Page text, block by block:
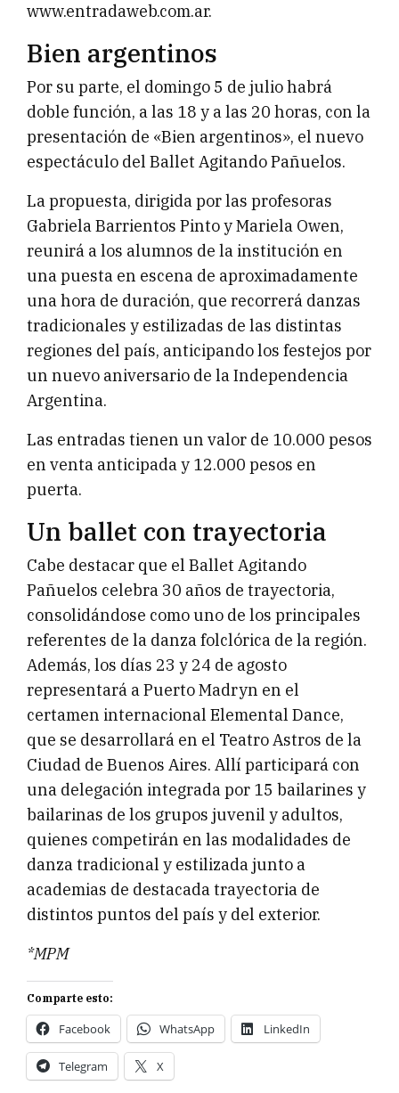
www.entradaweb.com.ar.
Bien argentinos
Por su parte, el domingo 5 de julio habrá
doble función, a las 18 y a las 20 horas, con la
presentación de «Bien argentinos», el nuevo
espectáculo del Ballet Agitando Pañuelos.
La propuesta, dirigida por las profesoras
Gabriela Barrientos Pinto y Mariela Owen,
reunirá a los alumnos de la institución en
una puesta en escena de aproximadamente
una hora de duración, que recorrerá danzas
tradicionales y estilizadas de las distintas
regiones del país, anticipando los festejos por
un nuevo aniversario de la Independencia
Argentina.
Las entradas tienen un valor de 10.000 pesos
en venta anticipada y 12.000 pesos en
puerta.
Un ballet con trayectoria
Cabe destacar que el Ballet Agitando
Pañuelos celebra 30 años de trayectoria,
consolidándose como uno de los principales
referentes de la danza folclórica de la región.
Además, los días 23 y 24 de agosto
representará a Puerto Madryn en el
certamen internacional Elemental Dance,
que se desarrollará en el Teatro Astros de la
Ciudad de Buenos Aires. Allí participará con
una delegación integrada por 15 bailarines y
bailarinas de los grupos juvenil y adultos,
quienes competirán en las modalidades de
danza tradicional y estilizada junto a
academias de destacada trayectoria de
distintos puntos del país y del exterior.
*MPM
Comparte esto:
Facebook WhatsApp LinkedIn
Telegram X